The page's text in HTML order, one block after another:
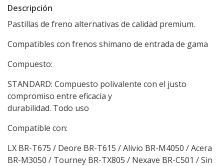
Descripción
Pastillas de freno alternativas de calidad premium.
Compatibles con frenos shimano de entrada de gama
Compuesto:
STANDARD: Compuesto polivalente con el justo
compromiso entre eficacia y
durabilidad. Todo uso
Compatible con:
LX BR-T675 / Deore BR-T615 / Alivio BR-M4050 / Acera
BR-M3050 / Tourney BR-TX805 / Nexave BR-C501 / Sin